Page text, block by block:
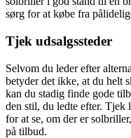
sørg for at købe fra
Tjek udsalgssteder
Selvom du leder efter
betyder det ikke, at du helt
kan du stadig finde gode
den stil, du ledte efter. Tjek
for at se, om der er
på tilbud.